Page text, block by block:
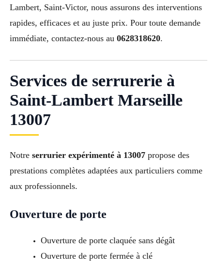
Lambert, Saint-Victor, nous assurons des interventions
rapides, efficaces et au juste prix. Pour toute demande
immédiate, contactez-nous au 0628318620.
Services de serrurerie à
Saint-Lambert Marseille
13007
Notre serrurier expérimenté à 13007 propose des
prestations complètes adaptées aux particuliers comme
aux professionnels.
Ouverture de porte
Ouverture de porte claquée sans dégât
Ouverture de porte fermée à clé